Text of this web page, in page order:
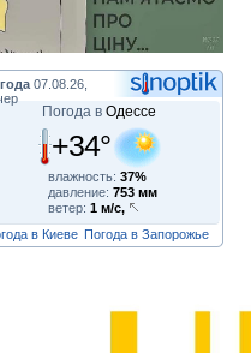
07.08.26,
Погода в Одессе
+34°
влажность: 37%
давление: 753 мм
ветер: 1 м/с,
в Киеве Погода в Запорожье